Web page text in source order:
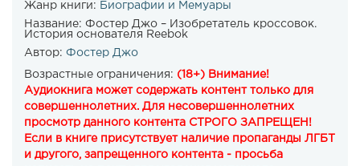
Жанр книги: Биографии и Мемуары
Название: Фостер Джо – Изобретатель кроссовок.
История основателя Reebok
Автор: Фостер Джо
Возрастные ограничения: (18+) Внимание!
Аудиокнига может содержать контент только для
совершеннолетних. Для несовершеннолетних
просмотр данного контента СТРОГО ЗАПРЕЩЕН!
Если в книге присутствует наличие пропаганды ЛГБТ
и другого, запрещенного контента - просьба